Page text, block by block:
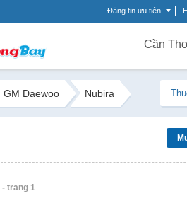
Đăng tin ưu tiên
Cần
GM Daewoo Nubira
- trang 1